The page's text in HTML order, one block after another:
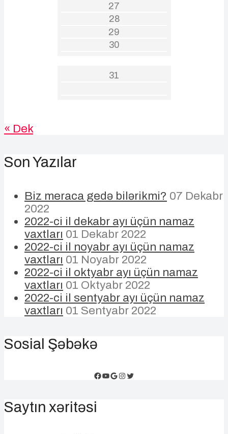
27
28
29
30
31
« Dek
Son Yazılar
Biz meraca gedə bilərikmi? 07 Dekabr
2022
2022-ci il dekabr ayı üçün namaz
vaxtları 01 Dekabr 2022
2022-ci il noyabr ayı üçün namaz
vaxtları 01 Noyabr 2022
2022-ci il oktyabr ayı üçün namaz
vaxtları 01 Oktyabr 2022
2022-ci il sentyabr ayı üçün namaz
vaxtları 01 Sentyabr 2022
Sosial Şəbəkə
Facebook
YouTube
Google
Instagram
Twitter
Saytın xəritəsi